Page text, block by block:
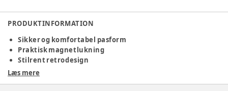
PRODUKTINFORMATION
Sikker og komfortabel pasform
Praktisk magnetlukning
Stilrent retrodesign
CoConuts retrohjelme er et fremragende valg til cykelglade
børn, hvor både sikkerhed, komfort og design er i fokus.
Læs mere